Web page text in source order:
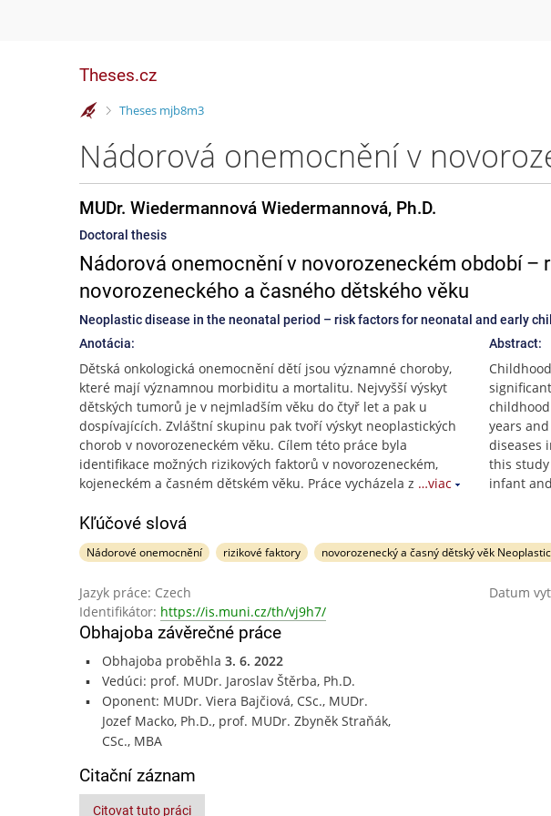
Theses.cz
>
Theses mjb8m3
MUDr. Wiedermannová Wiedermannová, Ph.D.
Doctoral thesis
Nádorová onemocnění v novorozeneckém období –
novorozeneckého a časného dětského věku
Neoplastic disease in the neonatal period – risk factors for neonatal and early
Anotácia:
Dětská onkologická onemocnění dětí jsou významné choroby,
které mají významnou morbiditu a mortalitu. Nejvyšší výskyt
dětských tumorů je v nejmladším věku do čtyř let a pak u
dospívajících. Zvláštní skupinu pak tvoří výskyt neoplastických
chorob v novorozeneckém věku. Cílem této práce byla
identifikace možných rizikových faktorů v novorozeneckém,
kojeneckém a časném dětském věku. Práce vycházela z …viac
Abstract:
years
diseases
this
infant
Kľúčové slová
Nádorové onemocnění rizikové faktory novorozenecký a časný dětský věk
Jazyk práce: Czech
Datum
Identifikátor: https://is.muni.cz/th/vj9h7/
Obhajoba závěrečné práce
Obhajoba proběhla 3. 6. 2022
Vedúci: prof. MUDr. Jaroslav Štěrba, Ph.D.
Oponent: MUDr. Viera Bajčiová, CSc., MUDr.
Jozef Macko, Ph.D., prof. MUDr. Zbyněk Straňák,
CSc., MBA
Citační záznam
Citovat tuto práci